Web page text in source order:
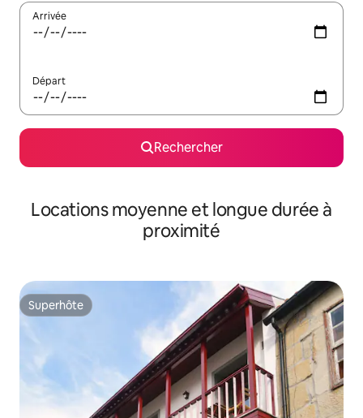
Arrivée
Départ
Rechercher
Locations moyenne et longue durée à
proximité
Superhôte
Superhôte